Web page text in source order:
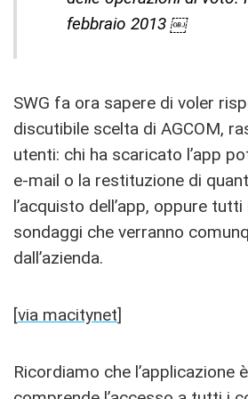
febbraio 2013 ￼
SWG fa ora sapere di voler
discutibile scelta di AGCOM,
utenti: chi ha scaricato l’app
e-mail o la restituzione di
l’acquisto dell’app, oppure
sondaggi che verranno
dall’azienda.
[via macitynet]
Ricordiamo che l’applicazione